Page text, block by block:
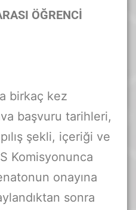
ÖĞRENCİ
birkaç kez
başvuru tarihleri,
şekli, içeriği ve
Komisyonunca
onayına
sonra